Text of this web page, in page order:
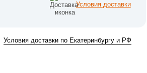
Условия доставки
Условия доставки по Екатеринбургу и РФ